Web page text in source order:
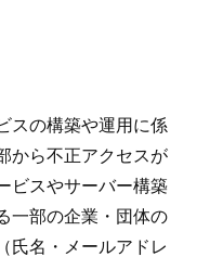
スの構築や運用に係
から不正アクセスが
ビスやサーバー構築
一部の企業・団体の
氏名・メールアドレ